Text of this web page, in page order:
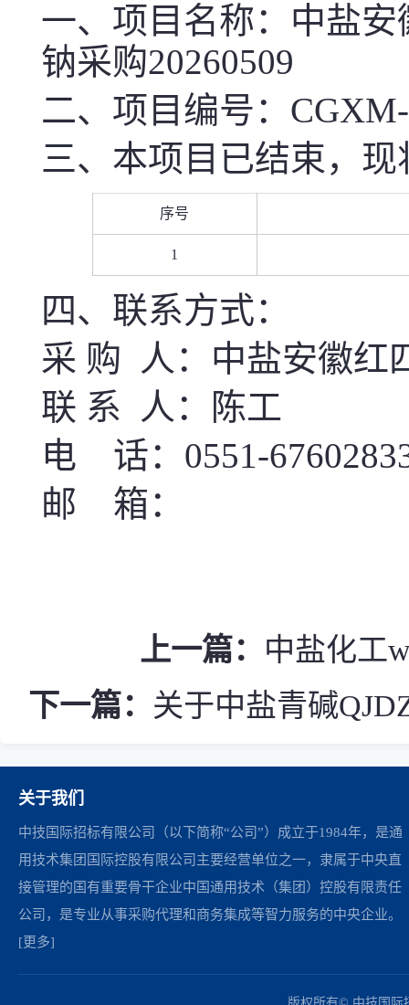
一、项目名称：中盐
钠采购20260509
二、项目编号：
三、本项目已结束，
序号
1
四、联系方式：
采 购 人： 中盐安徽红
联 系 人：
陈工
电
话： 0551-
邮 箱：
上一篇： 中盐化工
下一篇： 关于中盐青碱
关于我们
中技国际招标有限公司（以下简称“公司”）成立于1984年，是通
用技术集团国际控股有限公司主要经营单位之一，隶属于中央直
接管理的国有重要骨干企业中国通用技术（集团）控股有限责任
公司，是专业从事采购代理和商务集成等智力服务的中央企业。
[更多]